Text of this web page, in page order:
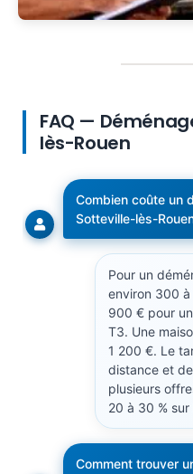
FAQ —
lès-Rouen
Combien coûte un
Sotteville-lès-
Pour un
environ 300
900 € pour
T3. Une
1 200 €. Le
distance et
plusieurs
20 à 30 %
Comment trouver